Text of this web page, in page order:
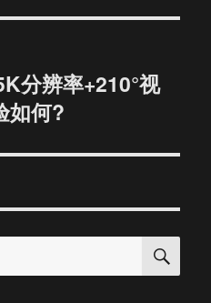
分辨率+210°视
如何?
搜